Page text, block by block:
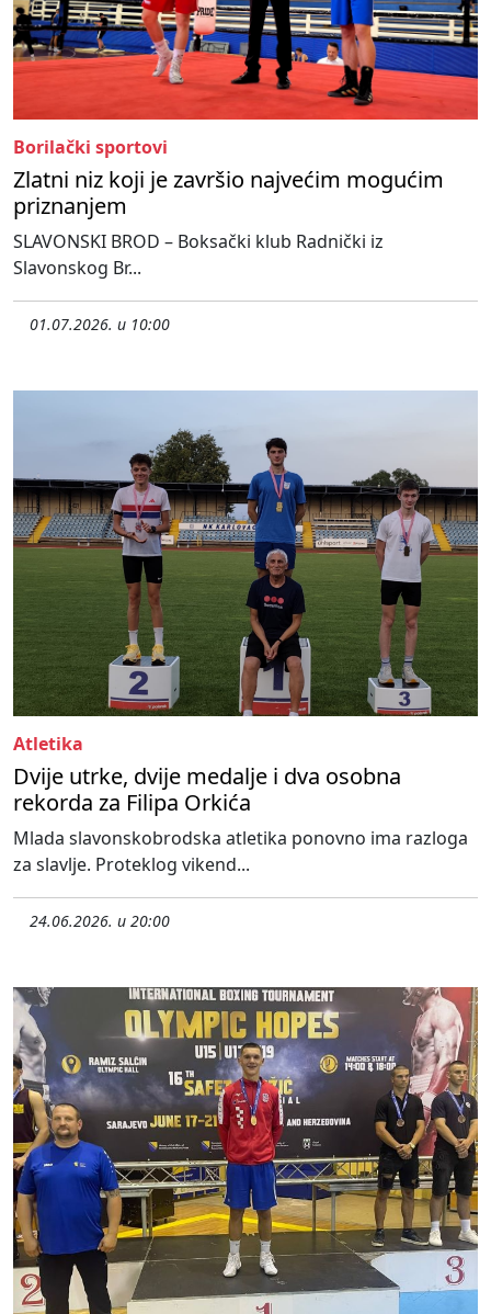
Borilački sportovi
Zlatni niz koji je završio najvećim mogućim
priznanjem
SLAVONSKI BROD – Boksački klub Radnički iz
Slavonskog Br...
01.07.2026. u 10:00
Atletika
Dvije utrke, dvije medalje i dva osobna
rekorda za Filipa Orkića
Mlada slavonskobrodska atletika ponovno ima razloga
za slavlje. Proteklog vikend...
24.06.2026. u 20:00